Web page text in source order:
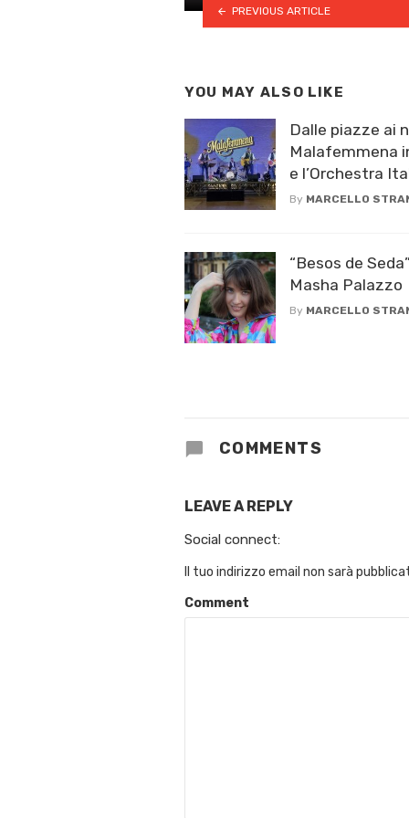
PREVIOUS ARTICLE
YOU MAY ALSO LIKE
Dalle piazze ai
Malafemmena
e l’Orchestra
By MARCELLO
“Besos de
Masha Palazzo
By MARCELLO
COMMENTS
LEAVE A REPLY
Social connect:
Il tuo indirizzo email non sarà
Comment